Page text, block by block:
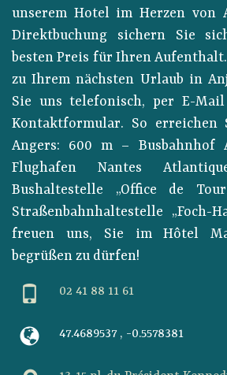
unserem Hotel im Herzen von
Direktbuchung sichern Sie
besten Preis für Ihren Aufenthalt.
zu Ihrem nächsten Urlaub in
Sie uns telefonisch, per E-
Kontaktformular. So erreichen
Angers: 600 m – Busbahnhof
Flughafen Nantes
Bushaltestelle „Office de
Straßenbahnhaltestelle „Foch-
freuen uns, Sie im Hôtel
begrüßen zu dürfen!
02 41 88 11 61
47.4689537 , -0.5578381